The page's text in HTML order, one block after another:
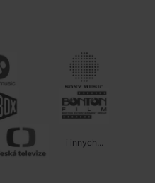
i innych...